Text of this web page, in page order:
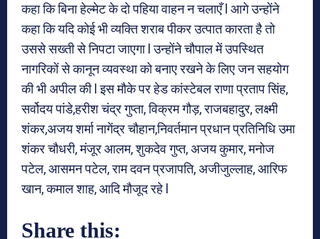
कहा कि बिना हेल्मेट के दो पहिया वाहन न चलाएँ l आगे उन्होंने
कहा कि यदि कोई भी व्यक्ति शराब पीकर उत्पात कारता है तो
उससे सख्ती से निपटा जाएगा l उन्होंने चौपाल में उपस्थित
नागरिकों से कानून व्यवस्था को बनाए रखने के लिए जन सहयोग
की भी अपील की l इस मौके पर हेड कांस्टेबल राणा प्रताप सिंह,
सर्वोदय पांडे,हरीश चंद्र गुप्ता, विक्रम गौड़, राजबहादुर, लक्ष्मी
शंकर,अजय शर्मा नागेंद्र चौहान,निवर्तमान प्रधान प्रतिनिधि उमा
शंकर चौधरी, मंजूर आलम, शुकदेव गुप्त, अजय कुमार, मनोज
पटेल, आसमन पटेल, राम दवन प्रजापति, अजीजुल्लाह, आरिफ
खान, कमाल शाह, आदि मौजूद रहे l
Share this: